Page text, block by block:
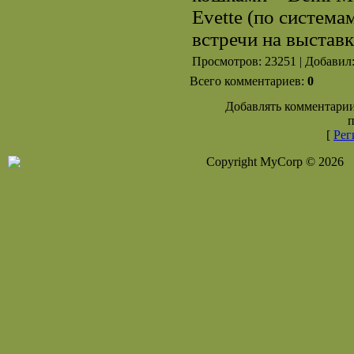
Evette (по
встречи на
Просмотров: 23251 |
Всего комментариев: 0
Добавлять
[
Copyright MyCorp © 2026